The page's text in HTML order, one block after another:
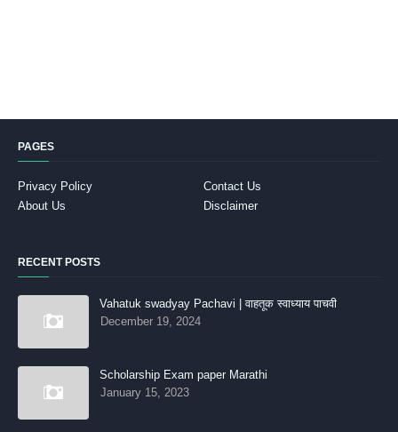
PAGES
Privacy Policy
Contact Us
About Us
Disclaimer
RECENT POSTS
Vahatuk swadyay Pachavi | वाहतूक स्वाध्याय पाचवी
December 19, 2024
Scholarship Exam paper Marathi
January 15, 2023